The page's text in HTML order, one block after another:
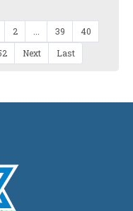
2 39
40
Next Last